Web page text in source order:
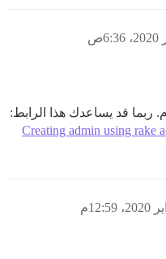
قد يساعدك هذا الرابط:
Creating admin using rake